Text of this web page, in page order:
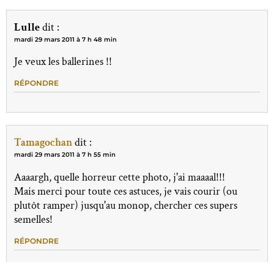
Lulledit :
mardi 29 mars 2011 à 7 h 48 min
Je veux les ballerines !!
RÉPONDRE
Tamagochandit :
mardi 29 mars 2011 à 7 h 55 min
Aaaargh, quelle horreur cette photo, j'ai maaaal!!!
Mais merci pour toute ces astuces, je vais courir (ou
plutôt ramper) jusqu'au monop, chercher ces supers
semelles!
RÉPONDRE